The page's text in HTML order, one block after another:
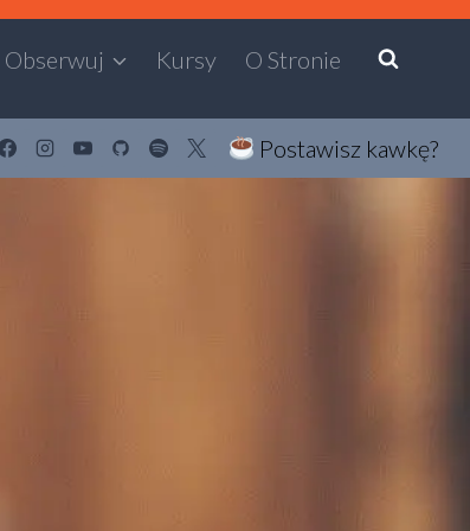
Obserwuj Kursy O Stronie
Postawisz kawkę?